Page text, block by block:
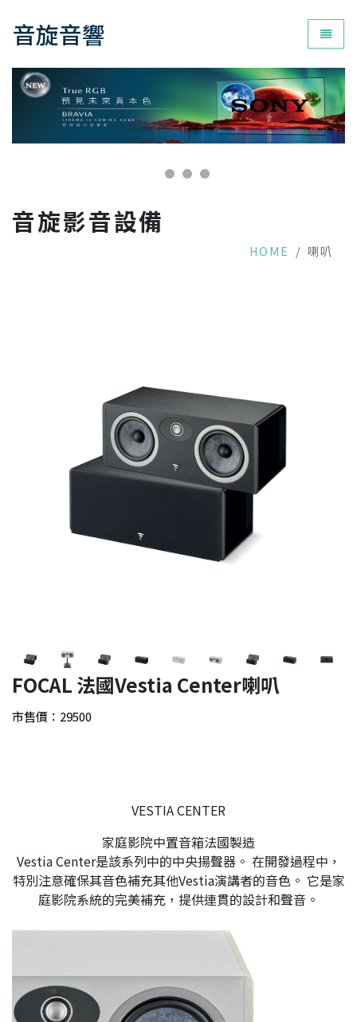
音旋音響 為您
音旋影音設備
HOME 喇叭
FOCAL 法國Vestia Center喇叭
市售價：29500
VESTIA CENTER
家庭影院中置音箱法國製造
Vestia Center是該系列中的中央揚聲器。 在開發過程中，
特別注意確保其音色補充其他Vestia演講者的音色。 它是家
庭影院系統的完美補充，提供連貫的設計和聲音。